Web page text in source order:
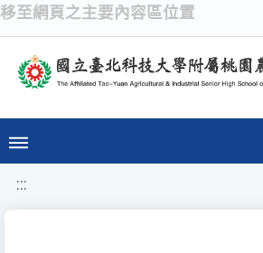
移至網頁之主要內容區位置
:::